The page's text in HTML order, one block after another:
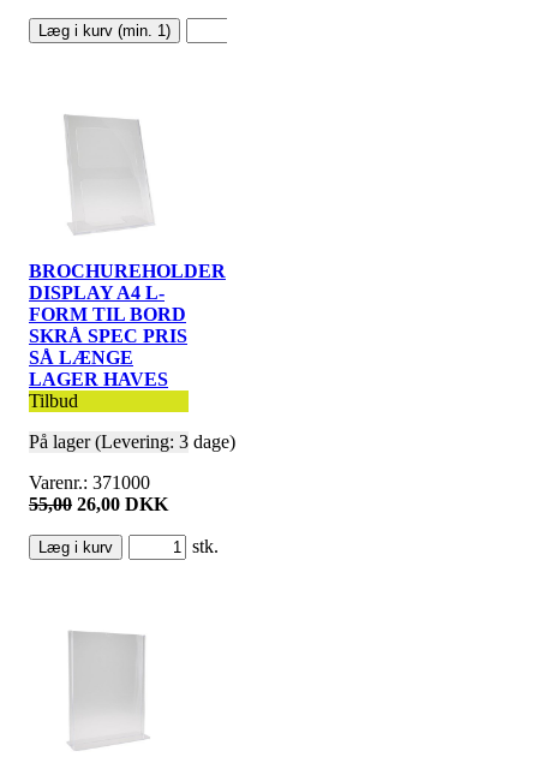
BROCHUREHOLDER
DISPLAY A4 L-
FORM TIL BORD
SKRÅ SPEC PRIS
SÅ LÆNGE
LAGER HAVES
Tilbud
På lager (Levering: 3 dage)
Varenr.: 371000
55,00 26,00 DKK
stk.